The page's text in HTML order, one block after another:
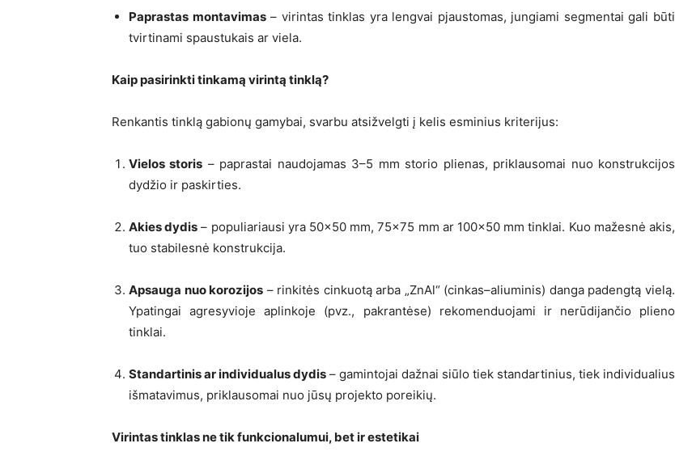
Paprastas montavimas– virintas tinklas yra lengvai pjaustomas, jungiami segmentai gali būti
tvirtinami spaustukais ar viela.
Kaip pasirinkti tinkamą virintą tinklą?
Renkantis tinklą gabionų gamybai, svarbu atsižvelgti į kelis esminius kriterijus:
Vielos storis – paprastai naudojamas 3–5 mm storio plienas, priklausomai nuo konstrukcijos
dydžio ir paskirties.
Akies dydis – populiariausi yra 50×50 mm, 75×75 mm ar 100×50 mm tinklai. Kuo mažesnė akis,
tuo stabilesnė konstrukcija.
Apsauga nuo korozijos – rinkitės cinkuotą arba „ZnAl“ (cinkas–aliuminis) danga padengtą vielą.
Ypatingai agresyvioje aplinkoje (pvz., pakrantėse) rekomenduojami ir nerūdijančio plieno
tinklai.
Standartinis ar individualus dydis – gamintojai dažnai siūlo tiek standartinius, tiek individualius
išmatavimus, priklausomai nuo jūsų projekto poreikių.
Virintas tinklas ne tik funkcionalumui, bet ir estetikai